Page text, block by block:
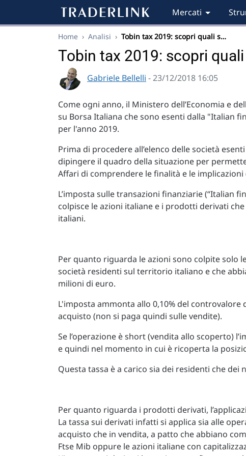
Mercati
Home › Analisi › Tobin tax 2019: scopri quali s…
Tobin tax 2019: scopri
Gabriele Bellelli - 23/12/2018 16:05
Come ogni anno, il Ministero dell’Economia e
su Borsa Italiana che sono esenti dalla "Italian
per l'anno 2019.
Prima di procedere all’elenco delle società
dipingere il quadro della situazione per
Affari di comprendere le finalità e le
L’imposta sulle transazioni finanziarie (“Italian
colpisce le azioni italiane e i prodotti derivati
italiani.
Per quanto riguarda le azioni sono colpite solo
società residenti sul territorio italiano e che
milioni di euro.
L'imposta ammonta allo 0,10% del
acquisto (non si paga quindi sulle vendite).
Se l’operazione è short (vendita allo scoperto)
e quindi nel momento in cui è ricoperta la
Questa tassa è a carico sia dei residenti che
Per quanto riguarda i prodotti derivati,
La tassa sui derivati infatti si applica sia alle
acquisto che in vendita, a patto che abbiano
Ftse Mib oppure le azioni italiane con